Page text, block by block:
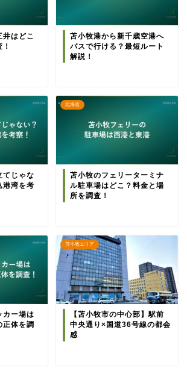
はどこ
苫小牧港から新千歳空港へ
バスで行ける？最短ルート
解説！
てじゃな
港湾を考
北海道
苫小牧のフェリーターミナ
ル駐車場はどこ？料金と場
所を調査！
カー場は
正体を調
苫小牧エリア
【苫小牧市の中心部】駅前
中央通り×国道36号線の都会
感